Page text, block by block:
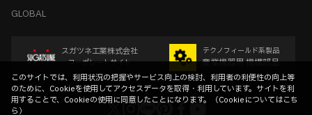
GLOBAL
スガツネ工業株式会社
コーポレートサイト
テクノフィールド系製品
産業機器用 機構部品
このサイトでは、利用状況の把握やサービス向上の検討、利用者の利便性の向上等
のために、Cookieを使用してアクセスデータを取得・利用しています。サイトを利
用することで、Cookieの使用に同意したことになります。（Cookieについてはこち
ら）